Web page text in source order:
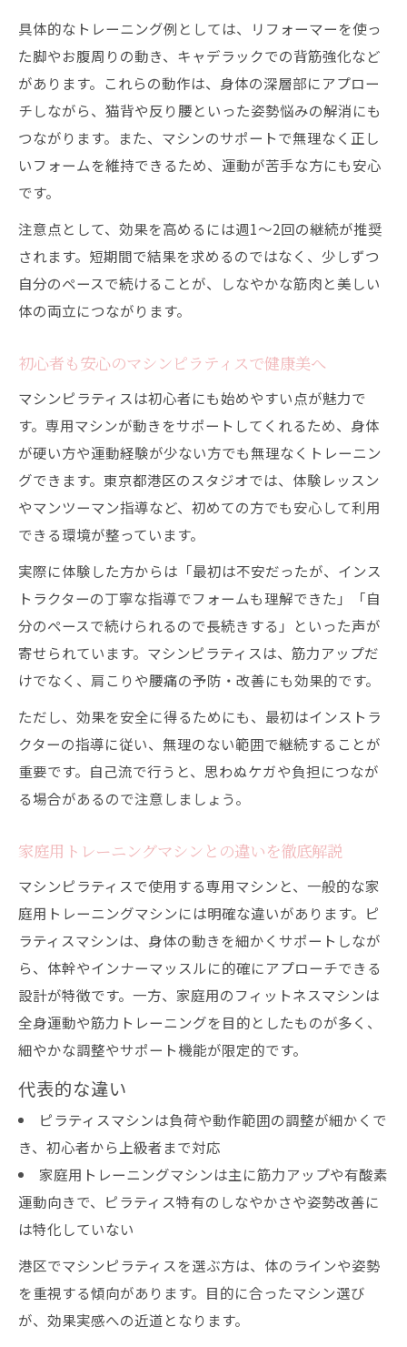
無理なくしなやかな筋肉が育つマシン活用
術
初心者向けマシンピラティスの始め方と注
意点
マシンピラティスはジムと自宅どちらが最
適？
自宅用フィットネスマシンとジムの違いを
比較
イント
家庭用トレーニングマシンの選び方と注意
点
マシンピラティスの使い方と続けるコツ
美しい体と健康を叶える運動習慣の作り方
マシンピラティスで続く運動習慣のコツ
しなやかな筋肉を維持するマシン活用法
マシンピラティスで健康と美を両立する方
法
運動初心者でも安心なマシンピラティス活
用術
方
具体的なトレーニング例としては、リフォーマーを使っ
た脚やお腹周りの動き、キャデラックでの背筋強化など
があります。これらの動作は、身体の深層部にアプロー
チしながら、猫背や反り腰といった姿勢悩みの解消にも
つながります。また、マシンのサポートで無理なく正し
いフォームを維持できるため、運動が苦手な方にも安心
です。
注意点として、効果を高めるには週1～2回の継続が推奨
されます。短期間で結果を求めるのではなく、少しずつ
自分のペースで続けることが、しなやかな筋肉と美しい
体の両立につながります。
初心者も安心のマシンピラティスで健康美へ
マシンピラティスは初心者にも始めやすい点が魅力で
す。専用マシンが動きをサポートしてくれるため、身体
が硬い方や運動経験が少ない方でも無理なくトレーニン
グできます。東京都港区のスタジオでは、体験レッスン
やマンツーマン指導など、初めての方でも安心して利用
できる環境が整っています。
実際に体験した方からは「最初は不安だったが、インス
トラクターの丁寧な指導でフォームも理解できた」「自
分のペースで続けられるので長続きする」といった声が
寄せられています。マシンピラティスは、筋力アップだ
けでなく、肩こりや腰痛の予防・改善にも効果的です。
ただし、効果を安全に得るためにも、最初はインストラ
クターの指導に従い、無理のない範囲で継続することが
重要です。自己流で行うと、思わぬケガや負担につなが
る場合があるので注意しましょう。
家庭用トレーニングマシンとの違いを徹底解説
マシンピラティスで使用する専用マシンと、一般的な家
庭用トレーニングマシンには明確な違いがあります。ピ
ラティスマシンは、身体の動きを細かくサポートしなが
ら、体幹やインナーマッスルに的確にアプローチできる
設計が特徴です。一方、家庭用のフィットネスマシンは
全身運動や筋力トレーニングを目的としたものが多く、
細やかな調整やサポート機能が限定的です。
代表的な違い
ピラティスマシンは負荷や動作範囲の調整が細かくで
き、初心者から上級者まで対応
家庭用トレーニングマシンは主に筋力アップや有酸素
運動向きで、ピラティス特有のしなやかさや姿勢改善に
は特化していない
港区でマシンピラティスを選ぶ方は、体のラインや姿勢
を重視する傾向があります。目的に合ったマシン選び
が、効果実感への近道となります。